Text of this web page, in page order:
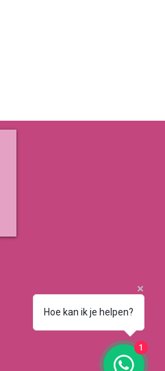
Hoe kan ik je helpen?
1